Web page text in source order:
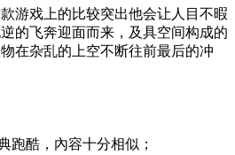
游戏上的比较突出他会让人目不暇
的飞奔迎面而来，及具空间构成的
在杂乱的上空不断往前最后的冲
跑酷，內容十分相似；